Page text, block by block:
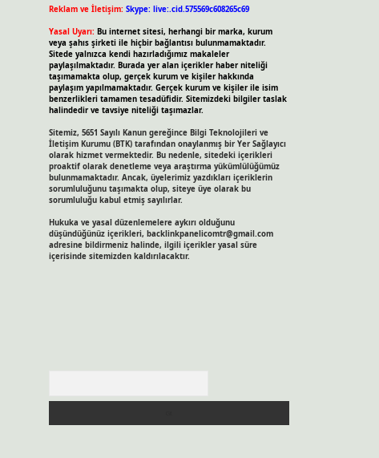
Reklam ve İletişim: Skype: live:.cid.575569c608265c69
Yasal Uyarı: Bu internet sitesi, herhangi bir marka, kurum
veya şahıs şirketi ile hiçbir bağlantısı bulunmamaktadır.
Sitede yalnızca kendi hazırladığımız makaleler
paylaşılmaktadır. Burada yer alan içerikler haber niteliği
taşımamakta olup, gerçek kurum ve kişiler hakkında
paylaşım yapılmamaktadır. Gerçek kurum ve kişiler ile isim
benzerlikleri tamamen tesadüfidir. Sitemizdeki bilgiler taslak
halindedir ve tavsiye niteliği taşımazlar.
Sitemiz, 5651 Sayılı Kanun gereğince Bilgi Teknolojileri ve
İletişim Kurumu (BTK) tarafından onaylanmış bir Yer Sağlayıcı
olarak hizmet vermektedir. Bu nedenle, sitedeki içerikleri
proaktif olarak denetleme veya araştırma yükümlülüğümüz
bulunmamaktadır. Ancak, üyelerimiz yazdıkları içeriklerin
sorumluluğunu taşımakta olup, siteye üye olarak bu
sorumluluğu kabul etmiş sayılırlar.
Hukuka ve yasal düzenlemelere aykırı olduğunu
düşündüğünüz içerikleri, backlinkpanelicomtr@gmail.com
adresine bildirmeniz halinde, ilgili içerikler yasal süre
içerisinde sitemizden kaldırılacaktır.